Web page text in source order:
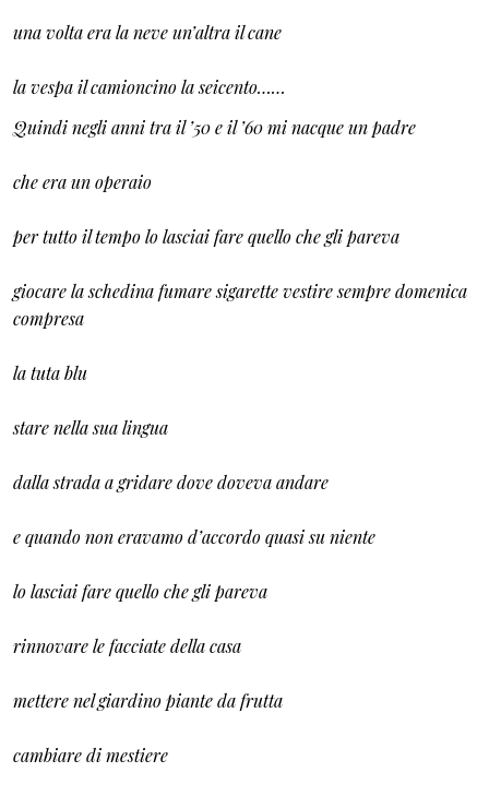
una volta era la neve un’altra il cane
la vespa il camioncino la seicento……
Quindi negli anni tra il ’50 e il ’60 mi nacque un padre
che era un operaio
per tutto il tempo lo lasciai fare quello che gli pareva
giocare la schedina fumare sigarette vestire sempre domenica
compresa
la tuta blu
stare nella sua lingua
dalla strada a gridare dove doveva andare
e quando non eravamo d’accordo quasi su niente
lo lasciai fare quello che gli pareva
rinnovare le facciate della casa
mettere nel giardino piante da frutta
cambiare di mestiere